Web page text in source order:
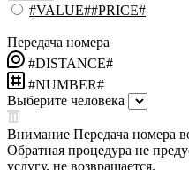
#VALUE##PRICE#
Передача номера
#DISTANCE#
#NUMBER#
Выберите человека
Внимание Передача номера
Обратная процедура не
услугу, не возвращается.